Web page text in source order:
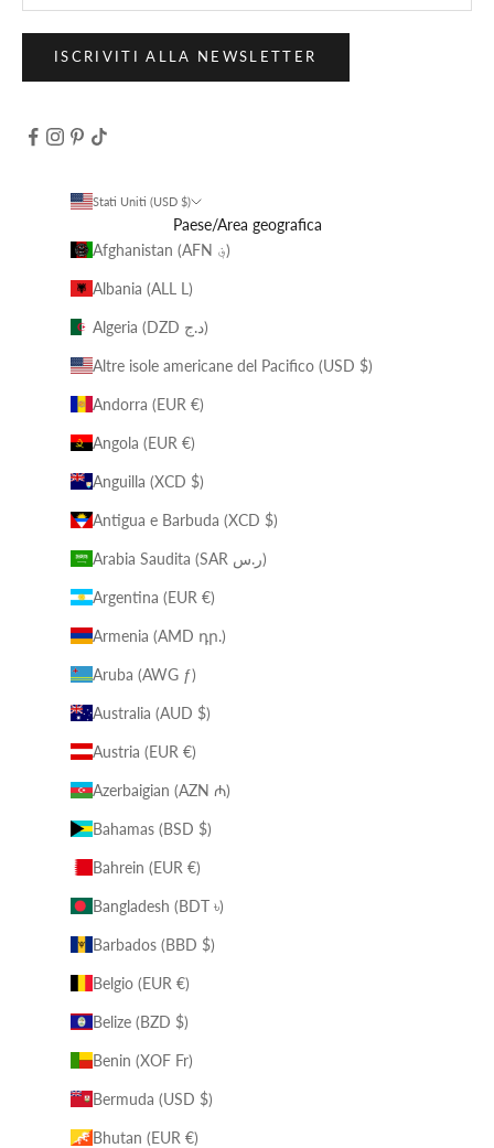
ISCRIVITI ALLA NEWSLETTER
Stati Uniti (USD $)
Paese/Area geografica
Afghanistan (AFN ؋)
Albania (ALL L)
Algeria (DZD د.ج)
Altre isole americane del Pacifico (USD $)
Andorra (EUR €)
Angola (EUR €)
Anguilla (XCD $)
Antigua e Barbuda (XCD $)
Arabia Saudita (SAR ر.س)
Argentina (EUR €)
Armenia (AMD դր.)
Aruba (AWG ƒ)
Australia (AUD $)
Austria (EUR €)
Azerbaigian (AZN ₼)
Bahamas (BSD $)
Bahrein (EUR €)
Bangladesh (BDT ৳)
Barbados (BBD $)
Belgio (EUR €)
Belize (BZD $)
Benin (XOF Fr)
Bermuda (USD $)
Bhutan (EUR €)